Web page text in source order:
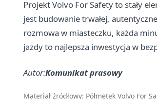
Projekt Volvo For Safety to stały
jest budowanie trwałej,
rozmowa w miasteczku, każda
jazdy to najlepsza inwestycja w
Autor:Komunikat prasowy
Materiał źródłowy: Półmetek Volvo For